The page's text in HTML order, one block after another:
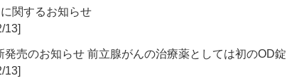
関するお知らせ
13]
発売のお知らせ 前立腺がんの治療薬としては初のOD錠
13]